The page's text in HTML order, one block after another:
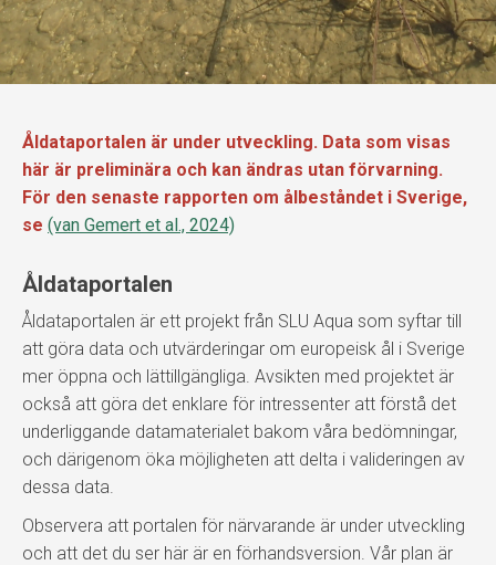
Åldataportalen är under utveckling. Data som visas
här är preliminära och kan ändras utan förvarning.
För den senaste rapporten om ålbeståndet i Sverige,
se (van Gemert et al., 2024)
Åldataportalen
Åldataportalen är ett projekt från SLU Aqua som syftar till
att göra data och utvärderingar om europeisk ål i Sverige
mer öppna och lättillgängliga. Avsikten med projektet är
också att göra det enklare för intressenter att förstå det
underliggande datamaterialet bakom våra bedömningar,
och därigenom öka möjligheten att delta i valideringen av
dessa data.
Observera att portalen för närvarande är under utveckling
och att det du ser här är en förhandsversion. Vår plan är